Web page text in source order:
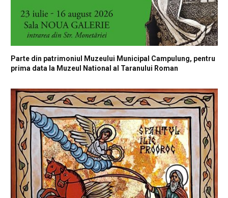
Parte din patrimoniul Muzeului Municipal Campulung, pentru
prima data la Muzeul National al Taranului Roman